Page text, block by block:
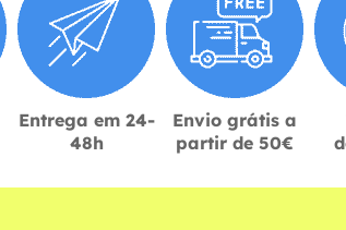
Entrega em 24-
48h
Envio grátis a
partir de 50€